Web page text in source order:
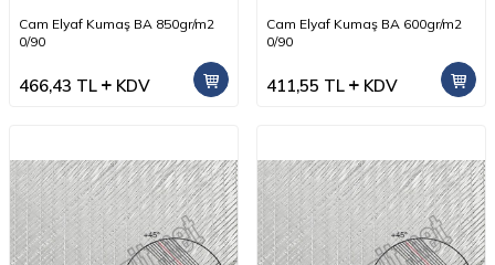
Cam Elyaf Kumaş BA 850gr/m2
0/90
466,43 TL KDV
Cam Elyaf Kumaş BA 600gr/m2
0/90
411,55 TL KDV